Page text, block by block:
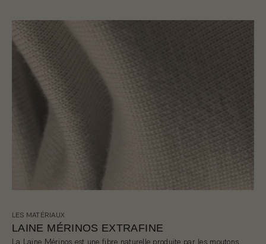
LES MATÉRIAUX
LAINE MÉRINOS EXTRAFINE
La Laine Mérinos est une fibre naturelle produite par les moutons